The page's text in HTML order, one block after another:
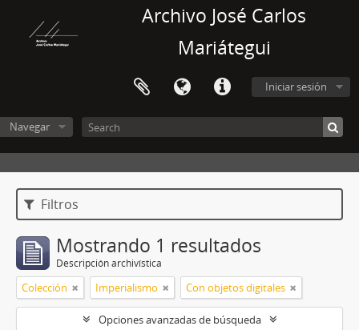
Archivo José Carlos
Mariátegui
Iniciar sesión
Navegar
Filtros
Mostrando 1 resultados
Descripción archivística
Colección Imperialismo Con objetos digitales
Opciones avanzadas de búsqueda